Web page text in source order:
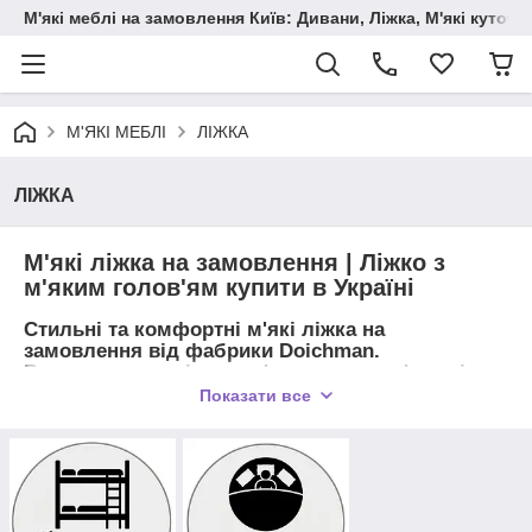
М'які меблі на замовлення Київ: Дивани, Ліжка, М'які
М'ЯКІ МЕБЛІ ЛІЖКА
ЛІЖКА
М'які ліжка на замовлення | Ліжко з
м'яким голов'ям купити в Україні
Стильні та комфортні м'які ліжка на
замовлення від фабрики Doichman.
Виготовляємо ліжка з м'яким наголов'ям, під
розмір і дизайн вашої спальні. Доступні ціни,
ЛУЧШИЙ ВЫБОР КРОВАТІ, З М'ЯГКИМ ВИГОЛОВАННЯМ
НАІЛУЧШИМ ЯКІСТЬ У НАС!!!!
Іноді кажуть, якщо чекаєш змін на краще, починати потрібно з
ліжка. Ліжка від фабрики «DOICHMAN», виготовлені в
Показати все